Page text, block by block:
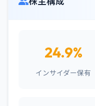
24.9%
インサイダー保有